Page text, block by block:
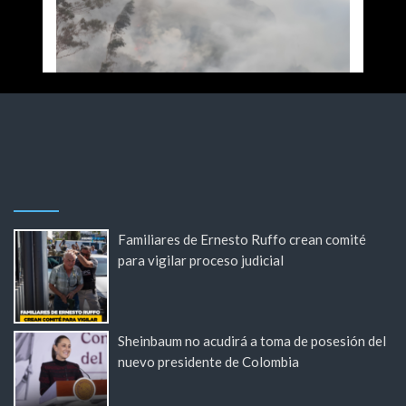
Familiares de Ernesto Ruffo crean comité
para vigilar proceso judicial
Sheinbaum no acudirá a toma de posesión del
nuevo presidente de Colombia